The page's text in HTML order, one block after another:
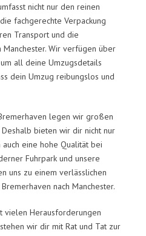
nicht nur den reinen
fachgerechte Verpackung
Transport und die
Wir verfügen über
all deine Umzugsdetails
dein Umzug reibungslos und
legen wir großen
bieten wir dir nicht nur
eine hohe Qualität bei
Fuhrpark und unsere
uns zu einem verlässlichen
nach Manchester.
vielen Herausforderungen
wir dir mit Rat und Tat zur